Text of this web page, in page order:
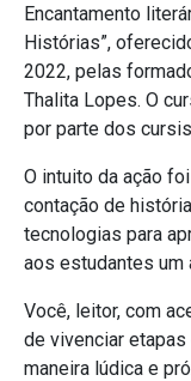
Encantamento
Histórias”,
2022, pelas
Thalita Lopes. O
por parte dos
O intuito da ação
contação de
tecnologias para
aos estudantes
Você, leitor, com
de vivenciar
maneira lúdica e